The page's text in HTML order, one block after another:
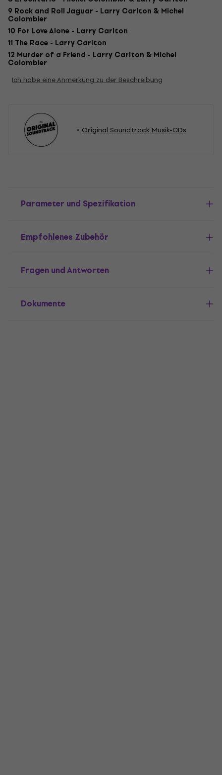
9 Rock and Roll Jaguar - Larry Carlton & Michel
Colombier
10 For Love Alone - Larry Carlton
11 The Race - Larry Carlton
12 Murder of a Friend - Larry Carlton & Michel
Colombier
Ich habe eine Anmerkung zu der Beschreibung
Original Soundtrack Musik-CDs
Parameter und Spezifikation
Empfohlenes Zubehör
Fragen und Antworten
Dokumente